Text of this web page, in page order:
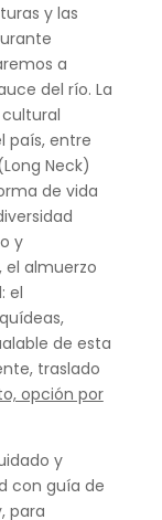
y las
a
del río. La
país, entre
Neck)
de vida
y
el almuerzo
el
de esta
traslado
opción por
y
con guía de
para